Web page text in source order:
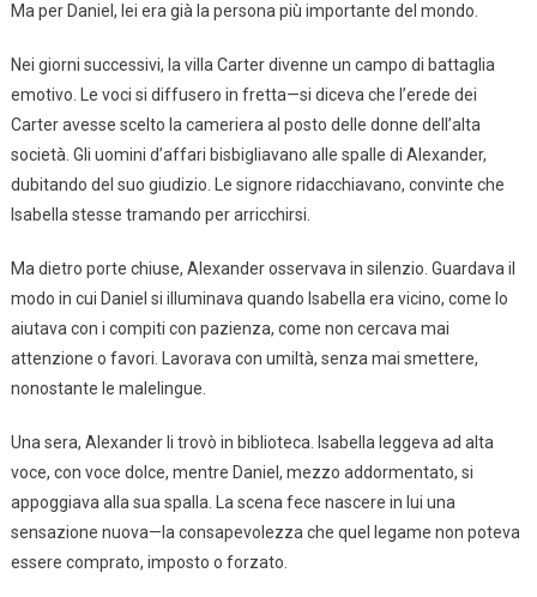
Ma per Daniel, lei era già la persona più importante del mondo.
Nei giorni successivi, la villa Carter divenne un campo di battaglia
emotivo. Le voci si diffusero in fretta—si diceva che l’erede dei
Carter avesse scelto la cameriera al posto delle donne dell’alta
società. Gli uomini d’affari bisbigliavano alle spalle di Alexander,
dubitando del suo giudizio. Le signore ridacchiavano, convinte che
Isabella stesse tramando per arricchirsi.
Ma dietro porte chiuse, Alexander osservava in silenzio. Guardava il
modo in cui Daniel si illuminava quando Isabella era vicino, come lo
aiutava con i compiti con pazienza, come non cercava mai
attenzione o favori. Lavorava con umiltà, senza mai smettere,
nonostante le malelingue.
Una sera, Alexander li trovò in biblioteca. Isabella leggeva ad alta
voce, con voce dolce, mentre Daniel, mezzo addormentato, si
appoggiava alla sua spalla. La scena fece nascere in lui una
sensazione nuova—la consapevolezza che quel legame non poteva
essere comprato, imposto o forzato.